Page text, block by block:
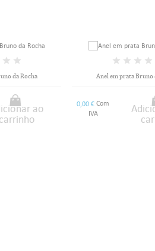
Anel em prata Bruno da Rocha
Adicionar ao
carrinho